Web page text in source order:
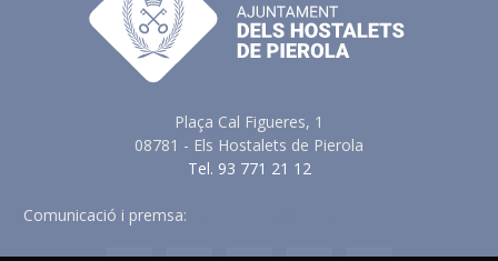
Plaça Cal Figueres, 1
08781 - Els Hostalets de Pierola
Tel. 93 771 21 12
Comunicació i premsa: